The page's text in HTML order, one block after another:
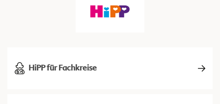
HiPP für Fachkreise